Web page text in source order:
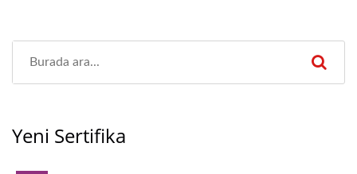
Yeni Sertifika